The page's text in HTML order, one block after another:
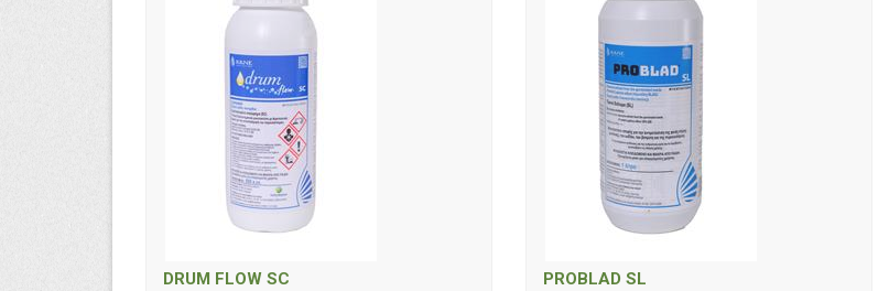
DRUM FLOW SC PROBLAD SL